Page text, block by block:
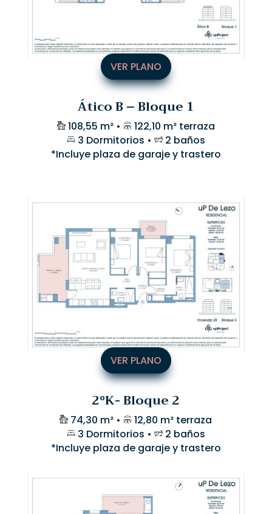
VER PLANO
Ático B – Bloque 1
108,55 m² •
122,10 m² terraza
3 Dormitorios •
2 baños
*Incluye plaza de garaje y trastero
VER PLANO
2ºK- Bloque 2
74,30 m² •
12,80 m² terraza
3 Dormitorios •
2 baños
*Incluye plaza de garaje y trastero